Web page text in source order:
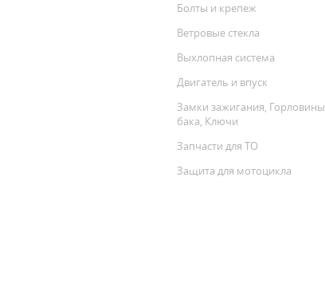
Болты и крепеж
Ветровые стекла
Выхлопная система
Двигатель и впуск
Замки зажигания, Горловины
бака, Ключи
Запчасти для ТО
Защита для мотоцикла